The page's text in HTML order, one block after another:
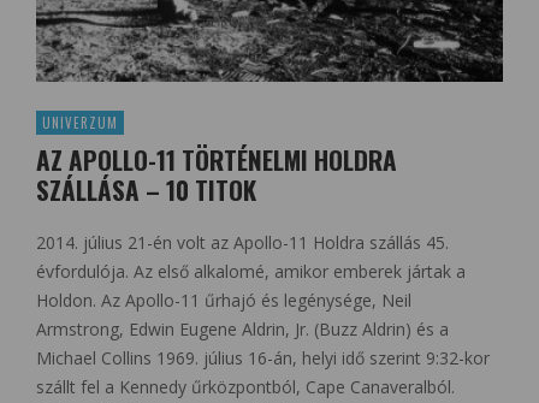
UNIVERZUM
AZ APOLLO-11 TÖRTÉNELMI HOLDRA
SZÁLLÁSA – 10 TITOK
2014. július 21-én volt az Apollo-11 Holdra szállás 45.
évfordulója. Az első alkalomé, amikor emberek jártak a
Holdon. Az Apollo-11 űrhajó és legénysége, Neil
Armstrong, Edwin Eugene Aldrin, Jr. (Buzz Aldrin) és a
Michael Collins 1969. július 16-án, helyi idő szerint 9:32-kor
szállt fel a Kennedy űrközpontból, Cape Canaveralból.